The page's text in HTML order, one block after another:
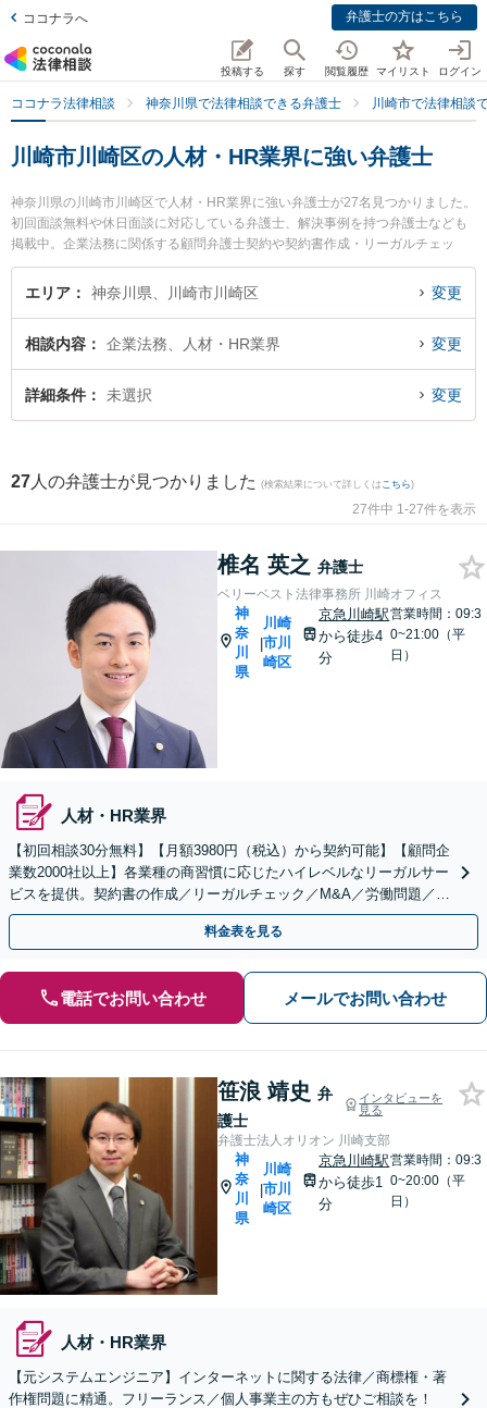
ココナラへ 弁護士の方はこちら
投稿する 探す 閲覧履歴 マイリスト ログイン
ココナラ法律相談 神奈川県で法律相談できる弁護士 川崎市で法律相談
川崎市川崎区の人材・HR業界に強い弁護士
神奈川県の川崎市川崎区で人材・HR業界に強い弁護士が27名見つかりました。
初回面談無料や休日面談に対応している弁護士、解決事例を持つ弁護士なども
掲載中。企業法務に関係する顧問弁護士契約や契約書作成・リーガルチェッ
ク、雇用契約書・就業規則作成等の細かな分野での絞り込み検索もでき便利で
す。特にベリーベスト法律事務所 川崎オフィスの椎名 英之弁護士や弁護士法人
川崎区で土日や夜間に発生した人材・HR業界のトラブルを今すぐに弁護士に相
談したい』『人材・HR業界のトラブル解決の実績豊富な近くの弁護士を検索し
たい』『初回相談無料で人材・HR業界を法律相談できる川崎市川崎区内の弁護
エリア 神奈川県、川崎市川崎区 変更
相談内容 企業法務、人材・HR業界 変更
詳細条件 未選択 変更
27 人の弁護士が見つかりました (検索結果について詳しくは こちら)
27件中 1-27件を表示
椎名 英之 弁護士
ベリーベスト法律事務所 川崎オフィス
神
奈
川
県
|
川崎
市川
崎区
京急川崎駅
から徒歩4
分
営業時間：09:3
0~21:00（平
日）
人材・HR業界
【初回相談30分無料】【月額3980円（税込）から契約可能】【顧問企
業数2000社以上】各業種の商習慣に応じたハイレベルなリーガルサー
ビスを提供。契約書の作成／リーガルチェック／M&A／労働問題／知
的財産等、お任せください【他士業連携可能】
料金表を見る
電話でお問い合わせ メールでお問い合わせ
笹浪 靖史 弁
護士
インタビューを
見る
弁護士法人オリオン 川崎支部
神
奈
川
県
|
川崎
市川
崎区
京急川崎駅
から徒歩1
分
営業時間：09:3
0~20:00（平
日）
人材・HR業界
【元システムエンジニア】インターネットに関する法律／商標権・著
作権問題に精通。フリーランス／個人事業主の方もぜひご相談を！